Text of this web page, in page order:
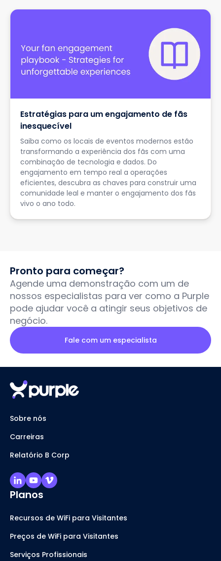
Estratégias para um engajamento de fãs
inesquecível
Saiba como os locais de eventos modernos estão
transformando a experiência dos fãs com uma
combinação de tecnologia e dados. Do
engajamento em tempo real a operações
eficientes, descubra as chaves para construir uma
comunidade leal e manter o engajamento dos fãs
vivo o ano todo.
Pronto para começar?
Agende uma demonstração com um de
nossos especialistas para ver como a Purple
pode ajudar você a atingir seus objetivos de
negócio.
Fale com um especialista
Sobre nós
Carreiras
Relatório B Corp
Planos
Recursos de WiFi para Visitantes
Preços de WiFi para Visitantes
Serviços Profissionais